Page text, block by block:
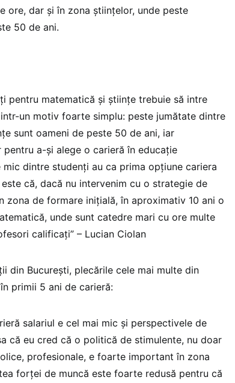
ore, dar și în zona științelor, unde peste
50 de ani.
pentru matematică și științe trebuie să intre
un motiv foarte simplu: peste jumătate dintre
sunt oameni de peste 50 de ani, iar
a-și alege o carieră în educație
dintre studenți au ca prima opțiune cariera
că, dacă nu intervenim cu o strategie de
zona de formare inițială, în aproximativ 10 ani o
unde sunt catedre mari cu ore multe
calificați” – Lucian Ciolan
din București, plecările cele mai multe din
primii 5 ani de carieră:
salariul e cel mai mic și perspectivele de
că eu cred că o politică de stimulente, nu doar
profesionale, e foarte important în zona
forței de muncă este foarte redusă pentru că